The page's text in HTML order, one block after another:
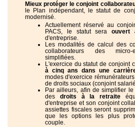
Mieux protéger le conjoint
le Plan indépendant, le statut de
modernisé.
Actuellement réservé au
PACS, le statut sera ouvert
d'entreprise.
Les modalités de calcul des
collaborateurs des micro-
simplifiées.
L'exercice du statut de conjoint
à cinq ans dans une
modes d'exercice
de droits sociaux (conjoint
Par ailleurs, afin de simplifier
des droits à la retraite
d'entreprise et son conjoint
assiettes fiscales seront
que les options les plus
couple.